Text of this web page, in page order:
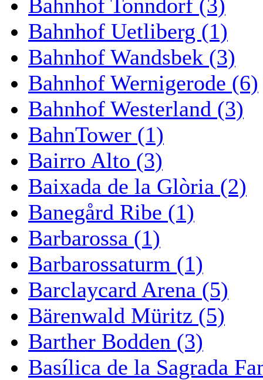
Bahnhof Tonndorf (3)
Bahnhof Uetliberg (1)
Bahnhof Wandsbek (3)
Bahnhof Wernigerode (6)
Bahnhof Westerland (3)
BahnTower (1)
Bairro Alto (3)
Baixada de la Glòria (2)
Banegård Ribe (1)
Barbarossa (1)
Barbarossaturm (1)
Barclaycard Arena (5)
Bärenwald Müritz (5)
Barther Bodden (3)
Basílica de la Sagrada